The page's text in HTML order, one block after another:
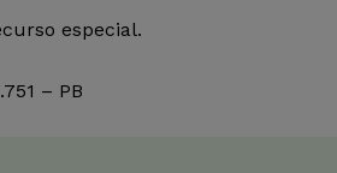
especial.
– PB